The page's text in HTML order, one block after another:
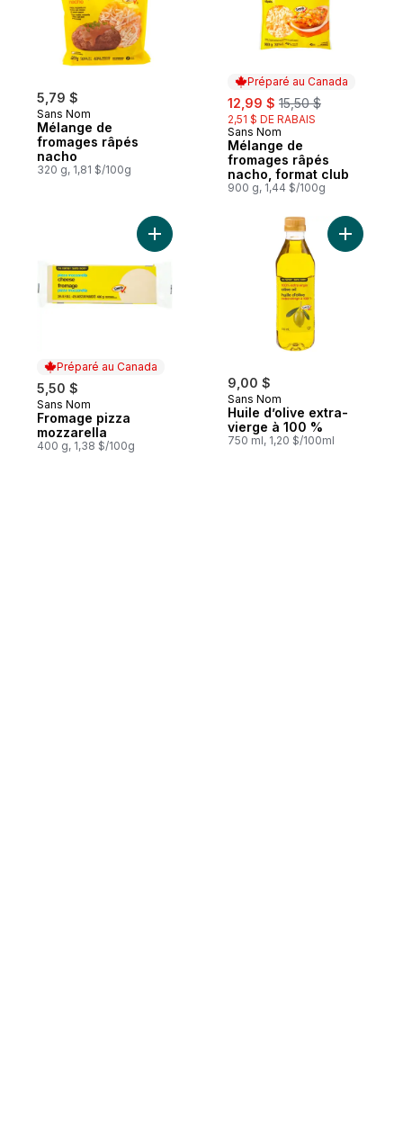
5,79 $
Sans Nom
Mélange de
fromages râpés
nacho
320 g, 1,81 $/100g
Préparé au Canada
sale:
12,99 $ , formerly:
15,50 $
2,51 $ DE RABAIS
Préparé au Canada
Sans Nom
Mélange de
fromages râpés
nacho, format club
900 g, 1,44 $/100g
Préparé au Canada
5,50 $
Préparé au Canada
Sans Nom
Fromage pizza
mozzarella
400 g, 1,38 $/100g
Ajouter Fromage pizza
9,00 $
Sans Nom
Huile d’olive extra-
vierge à 100 %
750 ml, 1,20 $/100ml
Ajouter